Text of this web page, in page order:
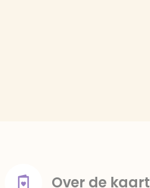
Over de kaart